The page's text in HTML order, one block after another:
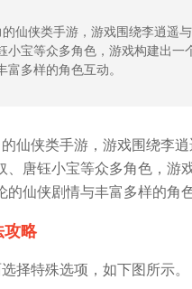
仙侠类手游，游戏围绕李逍遥
小宝等众多角色，游戏构建出
多样的角色互动。
仙侠类手游，游戏围绕李
、唐钰小宝等众多角色，游
仙侠剧情与丰富多样的角
攻略
择特殊选项，如下图所示。